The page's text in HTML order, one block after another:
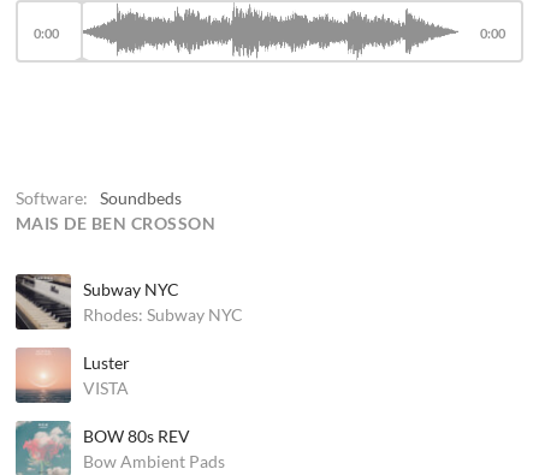
Software:
Soundbeds
MAIS DE BEN CROSSON
Subway NYC
Rhodes: Subway NYC
Luster
VISTA
BOW 80s REV
Bow Ambient Pads
0:00 0:00